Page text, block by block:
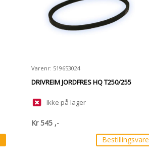
Varenr: 519653024
DRIVREIM JORDFRES HQ T250/255
Ikke på lager
Kr545 ,-
Bestillingsvare